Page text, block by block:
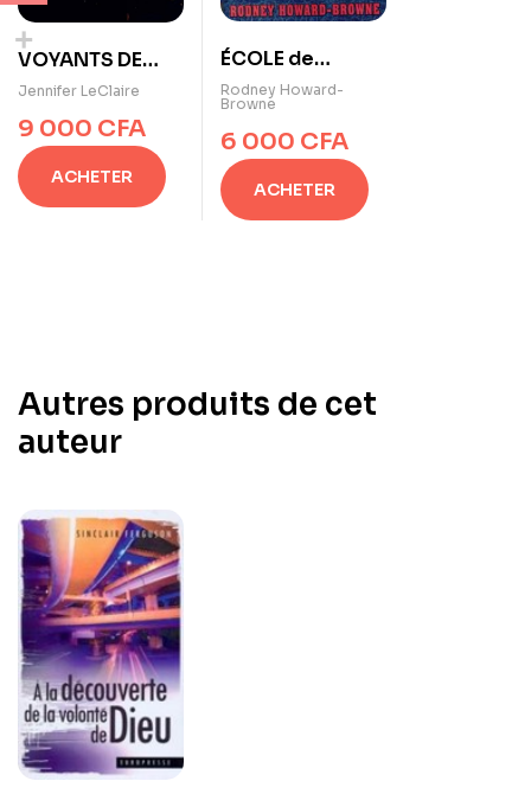
VOYANTS DE
PUISSANCE
Jennifer LeClaire
9 000 CFA
ACHETER
ÉCOLE de
L’ESPRIT de
Rodney Howard-
Browne
Rodney Howard-
Browne
6 000 CFA
ACHETER
Autres produits de cet
auteur